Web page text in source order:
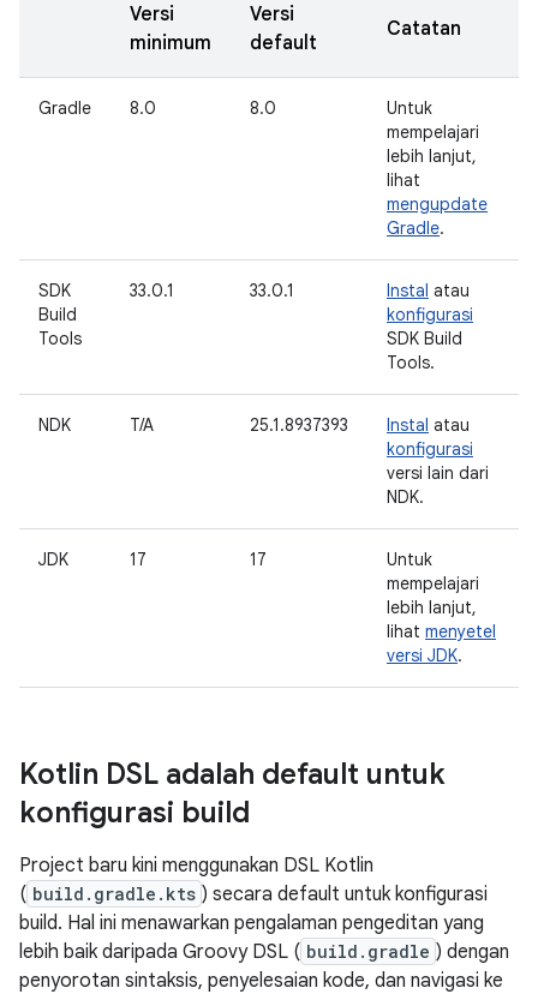
Versi
minimum
Versi
default
Catatan
Gradle 8.0 8.0
Untuk
mempelajari
lebih lanjut,
lihat
mengupdate
Gradle.
SDK
Build
Tools
33.0.1 33.0.1 Instal atau
konfigurasi
SDK Build
Tools.
NDK T/A 25.1.8937393 Instal atau
konfigurasi
versi lain dari
NDK.
JDK 17 17
Untuk
mempelajari
lebih lanjut,
lihat menyetel
versi JDK.
Kotlin DSL adalah default untuk
konfigurasi build
Project baru kini menggunakan DSL Kotlin
( build.gradle.kts ) secara default untuk konfigurasi
build. Hal ini menawarkan pengalaman pengeditan yang
lebih baik daripada Groovy DSL ( build.gradle ) dengan
penyorotan sintaksis, penyelesaian kode, dan navigasi ke